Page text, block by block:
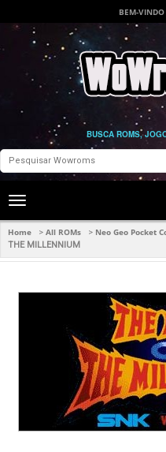
BEM-
BUSCA ROMS,
Toggle
navigation
Home > All ROMs > Neo Geo Pocket
THE MILLENNIUM